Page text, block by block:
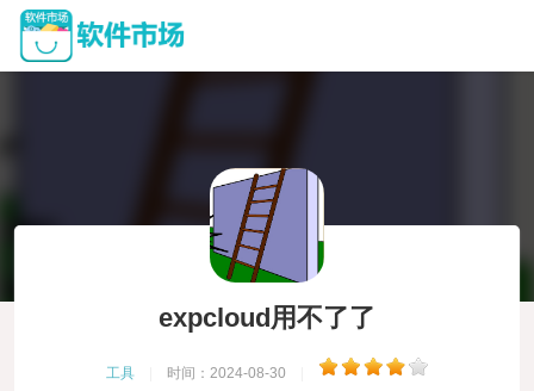
expcloud用不了了
工具 时间：2024-08-30